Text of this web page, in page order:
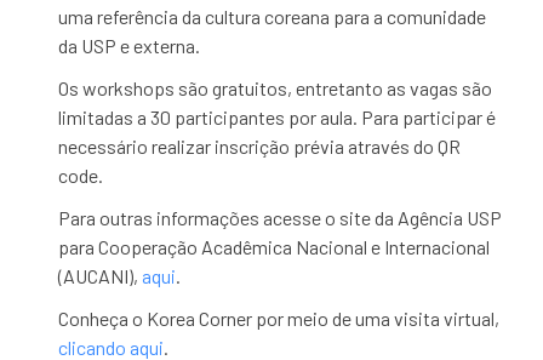
uma referência da cultura coreana para a comunidade
da USP e externa.
Os workshops são gratuitos, entretanto as vagas são
limitadas a 30 participantes por aula. Para participar é
necessário realizar inscrição prévia através do QR
code.
Para outras informações acesse o site da Agência USP
para Cooperação Acadêmica Nacional e Internacional
(AUCANI), aqui.
Conheça o Korea Corner por meio de uma visita virtual,
clicando aqui.